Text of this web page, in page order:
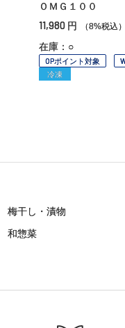
ＯＭＧ１００
11,980 円 （8%税込）
在庫：○
OPポイント対象
冷凍
梅干し・漬物
和惣菜